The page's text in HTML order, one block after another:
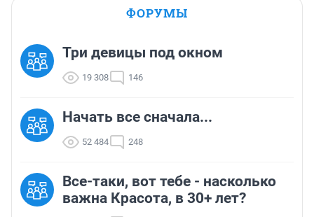
ФОРУМЫ
Три девицы под окном
19 308 146
Начать все сначала...
52 484 248
Все-таки, вот тебе - насколько
важна Красота, в 30+ лет?